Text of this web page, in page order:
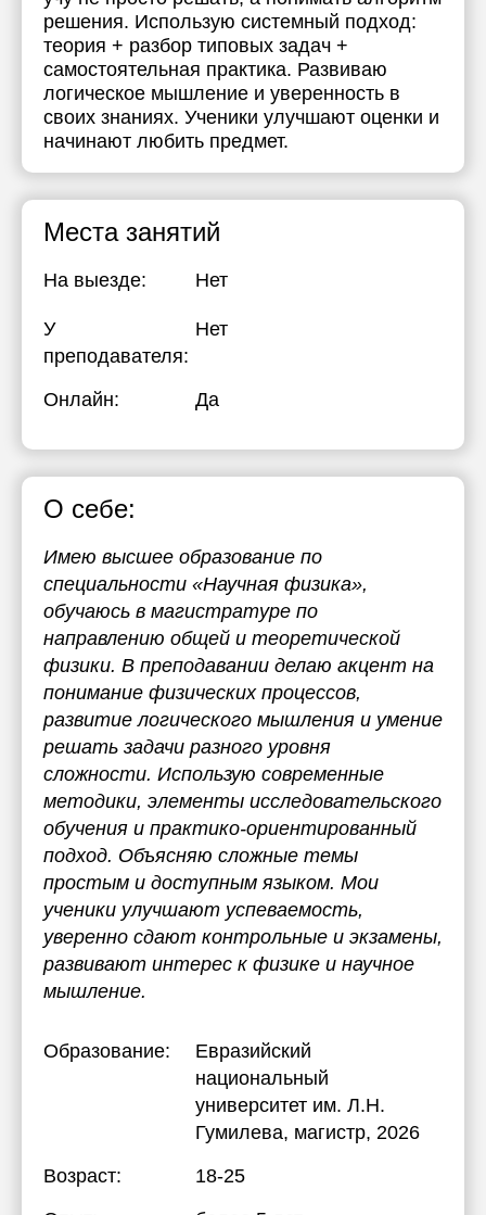
решения. Использую системный подход:
теория + разбор типовых задач +
самостоятельная практика. Развиваю
логическое мышление и уверенность в
своих знаниях. Ученики улучшают оценки и
начинают любить предмет.
Места занятий
На выезде: Нет
У
преподавателя:
Нет
Онлайн: Да
О себе:
Имею высшее образование по
специальности «Научная физика»,
обучаюсь в магистратуре по
направлению общей и теоретической
физики. В преподавании делаю акцент на
понимание физических процессов,
развитие логического мышления и умение
решать задачи разного уровня
сложности. Использую современные
методики, элементы исследовательского
обучения и практико-ориентированный
подход. Объясняю сложные темы
простым и доступным языком. Мои
ученики улучшают успеваемость,
уверенно сдают контрольные и экзамены,
развивают интерес к физике и научное
мышление.
Образование:
Евразийский
национальный
университет им. Л.Н.
Гумилева, магистр, 2026
Возраст:
18-25
19:00
19:30
20:00
20:30